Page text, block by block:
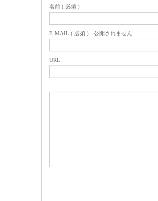
名前 ( 必須 )
E-MAIL ( 必須 ) - 公開されません -
URL